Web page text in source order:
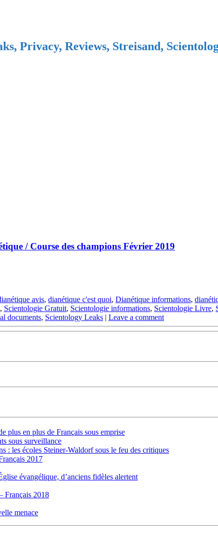
Privacy, Reviews, Streisand,
/ Course des champions Février 2019
avis, dianétique c'est quoi, Dianétique informations,
, Scientologie Gratuit, Scientologie informations, Scientologie Livre,
documents, Scientology Leaks | Leave a comment
plus en plus de Français sous emprise
sous surveillance
: les écoles Steiner-Waldorf sous le feu des critiques
2017
évangélique, d’anciens fidèles alertent
Français 2018
menace